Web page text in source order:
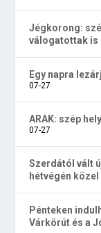
Jégkorong:
válogatottak is
Egy napra
07-27
ARAK: szép
07-27
Szerdától vált
hétvégén
Pénteken
Várkörút és a